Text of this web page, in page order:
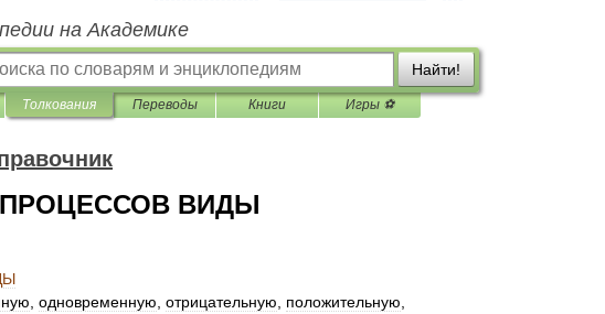
на Академике
Найти!
Толкования Переводы Книги Игры ⚽
ВИДЫ
одновременную отрицательную положительную